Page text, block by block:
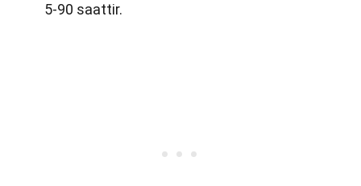
5-90 saattir.